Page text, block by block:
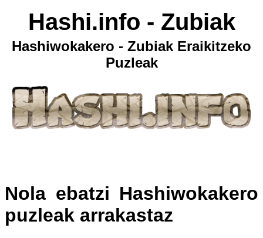
Hashi.info - Zubiak
Hashiwokakero - Zubiak Eraikitzeko
Puzleak
Nola ebatzi Hashiwokakero
puzleak arrakastaz